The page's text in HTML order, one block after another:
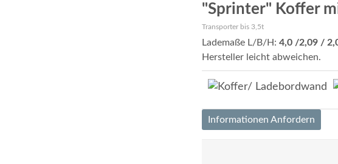
"Sprinter" Koffer
Transporter bis 3,5t
Lademaße L/B/H: 4,0 /2,09 /
Hersteller leicht abweichen.
Informationen Anfordern